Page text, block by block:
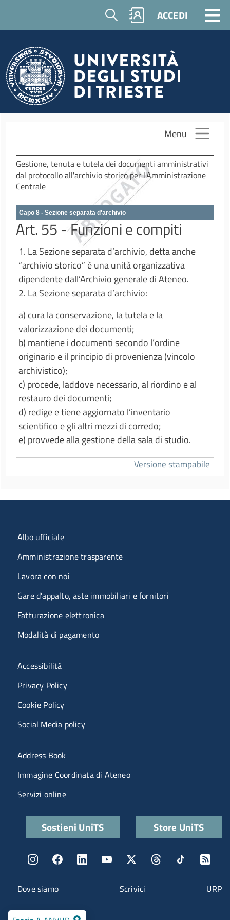
Salta al contenuto principale
Cerca ACCEDI
Menu
Gestione, tenuta e tutela dei documenti amministrativi
dal protocollo all'archivio storico per l'Amministrazione
Centrale
Capo 8 - Sezione separata d'archivio
Art. 55 - Funzioni e compiti
1. La Sezione separata d’archivio, detta anche
“archivio storico” è una unità organizzativa
dipendente dall’Archivio generale di Ateneo.
2. La Sezione separata d’archivio:
a) cura la conservazione, la tutela e la
valorizzazione dei documenti;
b) mantiene i documenti secondo l’ordine
originario e il principio di provenienza (vincolo
archivistico);
c) procede, laddove necessario, al riordino e al
restauro dei documenti;
d) redige e tiene aggiornato l’inventario
scientifico e gli altri mezzi di corredo;
e) provvede alla gestione della sala di studio.
Versione stampabile
Menu contatti
Dove siamo Scrivici URP
Menu organizzazione
Albo ufficiale
Amministrazione trasparente
Lavora con noi
Gare d'appalto, aste immobiliari e fornitori
Fatturazione elettronica
Modalità di pagamento
Menù riferimenti
Accessibilità
Privacy Policy
Cookie Policy
Social Media policy
Menu portale
Address Book
Immagine Coordinata di Ateneo
Servizi online
Quick linksSostieni UniTS Store UniTS
Menu social